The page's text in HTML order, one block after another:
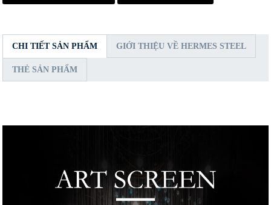
CHI TIẾT SẢN PHẨM GIỚI THIỆU VỀ HERMES STEEL
THẺ SẢN PHẨM